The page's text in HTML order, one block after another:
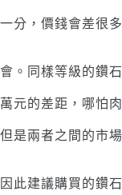
一分，價錢會差很
會。同樣等級的鑽
萬元的差距，哪怕
但是兩者之間的市
因此建議購買的鑽